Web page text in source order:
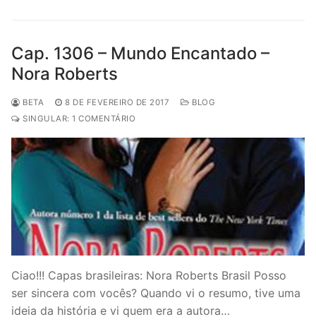
Cap. 1306 – Mundo Encantado –
Nora Roberts
BETA 8 DE FEVEREIRO DE 2017
BLOG
SINGULAR: 1 COMENTÁRIO
Ciao!!! Capas brasileiras: Nora Roberts Brasil Posso
ser sincera com vocês? Quando vi o resumo, tive uma
ideia da história e vi quem era a autora…